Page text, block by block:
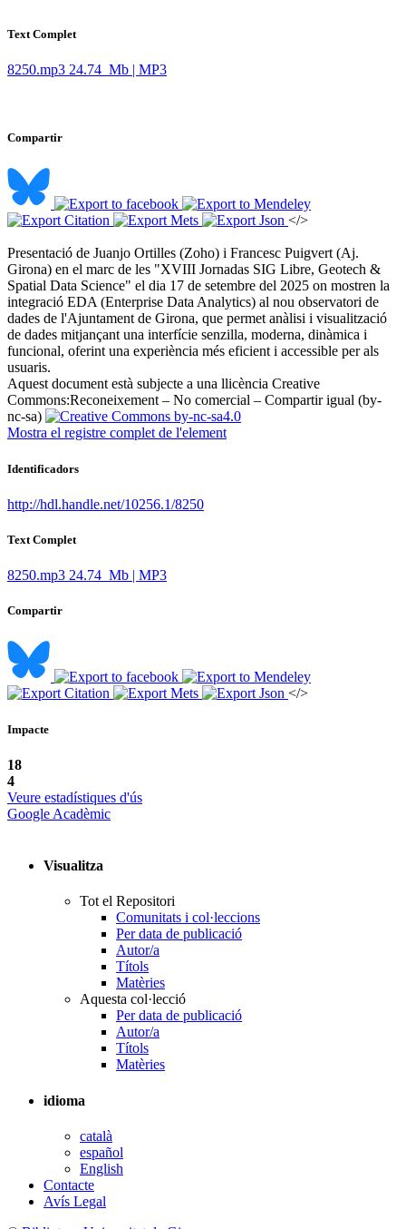
Text Complet
8250.mp3 24.74 Mb | MP3
Compartir
</>
Presentació de Juanjo Ortilles (Zoho) i Francesc Puigvert (Aj.
Girona) en el marc de les "XVIII Jornadas SIG Libre, Geotech &
Spatial Data Science" el dia 17 de setembre del 2025 on mostren la
integració EDA (Enterprise Data Analytics) al nou observatori de
dades de l'Ajuntament de Girona, que permet anàlisi i visualització
de dades mitjançant una interfície senzilla, moderna, dinàmica i
funcional, oferint una experiència més eficient i accessible per als
usuaris. ​
Aquest document està subjecte a una llicència Creative
Commons:Reconeixement – No comercial – Compartir igual (by-
nc-sa)
Mostra el registre complet de l'element
Identificadors
http://hdl.handle.net/10256.1/8250
Text Complet
8250.mp3 24.74 Mb | MP3
Compartir
</>
Impacte
18
4
Veure estadístiques d'ús
Google Acadèmic
Visualitza
Tot el Repositori
Comunitats i col·leccions
Per data de publicació
Autor/a
Títols
Matèries
Aquesta col·lecció
Per data de publicació
Autor/a
Títols
Matèries
idioma
català
español
English
Contacte
Avís Legal